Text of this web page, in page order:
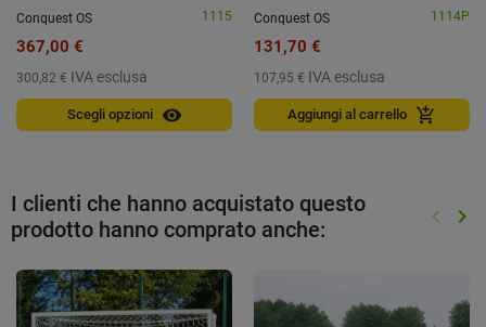
Conquest OS
1115
367,00 €
300,82 € IVA esclusa
Scegli opzioni visibility
Conquest OS
1114P
131,70 €
107,95 € IVA esclusa
Aggiungi al carrello add_shopping_cart
I clienti che hanno acquistato questo
prodotto hanno comprato anche:
keyboard_arrow_left keyboard_arrow_right